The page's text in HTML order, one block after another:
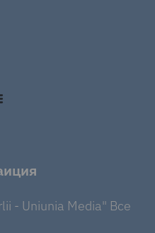
- Uniunia Media" Все